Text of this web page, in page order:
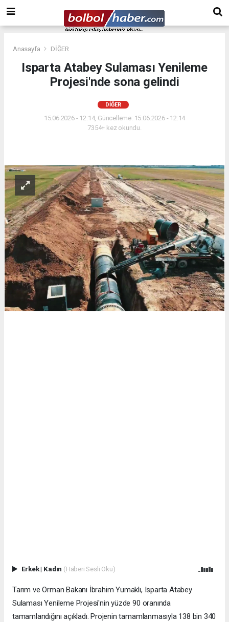
Anasayfa DİĞER
Isparta Atabey Sulaması Yenileme
Projesi'nde sona gelindi
DİĞER
15.06.2026 - 12:14, Güncelleme: 15.06.2026 - 12:14
7354+ kez okundu.
Erkek| Kadın (Haberi Sesli Oku)
Tarım ve Orman Bakanı İbrahim Yumaklı, Isparta Atabey
Sulaması Yenileme Projesi'nin yüzde 90 oranında
tamamlandığını açıkladı. Projenin tamamlanmasıyla 138 bin 340